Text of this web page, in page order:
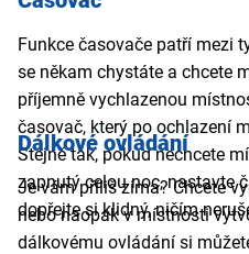
Funkce časovače patří mezi
se někam chystáte a chcete
příjemně vychlazenou
časovač, který po ochlazení
Stejně tak, pokud nechcete
zapnutý celou noc, nastavte
dopřejte si klidný, ničím
Dálkové ovládání
Je vám příliš zima? Chcete
nebo naopak v místnosti
dálkovému ovládání si